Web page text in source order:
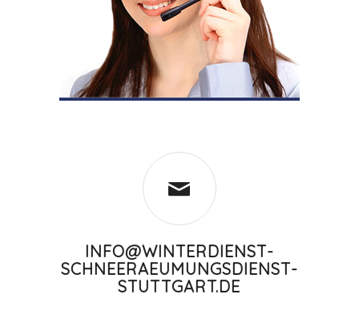
INFO@WINTERDIENST-
SCHNEERAEUMUNGSDIENST-
STUTTGART.DE